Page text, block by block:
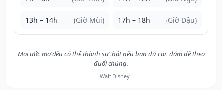
13h – 14h (Giờ Mùi) 17h – 18h (Giờ Dậu)
Mọi ước mơ đều có thể thành sự thật nếu bạn đủ can đảm để theo
đuổi chúng.
— Walt Disney